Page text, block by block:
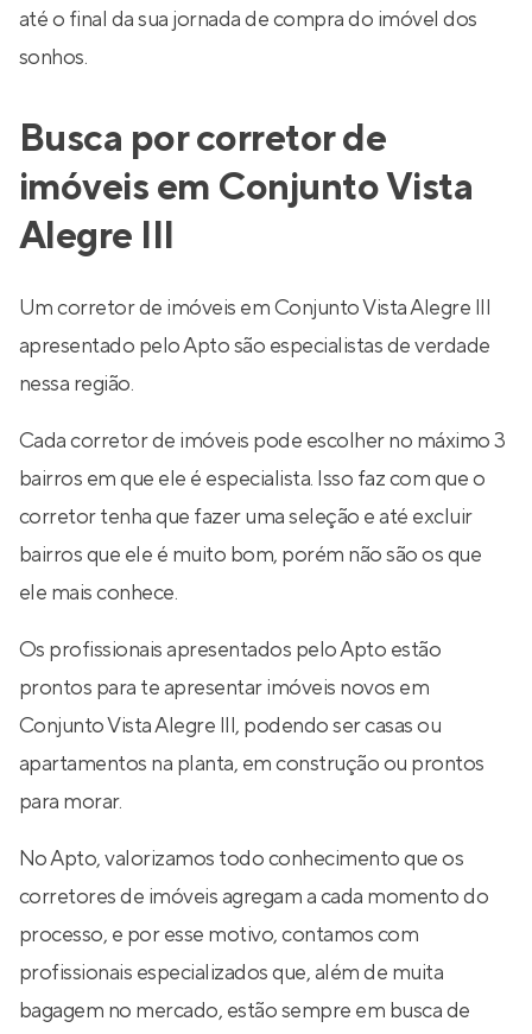
até o final da sua jornada de compra do imóvel dos
sonhos.
Busca por corretor de
imóveis em Conjunto Vista
Alegre III
Um corretor de imóveis em Conjunto Vista Alegre III
apresentado pelo Apto são especialistas de verdade
nessa região.
Cada corretor de imóveis pode escolher no máximo 3
bairros em que ele é especialista. Isso faz com que o
corretor tenha que fazer uma seleção e até excluir
bairros que ele é muito bom, porém não são os que
ele mais conhece.
Os profissionais apresentados pelo Apto estão
prontos para te apresentar imóveis novos em
Conjunto Vista Alegre III, podendo ser casas ou
apartamentos na planta, em construção ou prontos
para morar.
No Apto, valorizamos todo conhecimento que os
corretores de imóveis agregam a cada momento do
processo, e por esse motivo, contamos com
profissionais especializados que, além de muita
bagagem no mercado, estão sempre em busca de